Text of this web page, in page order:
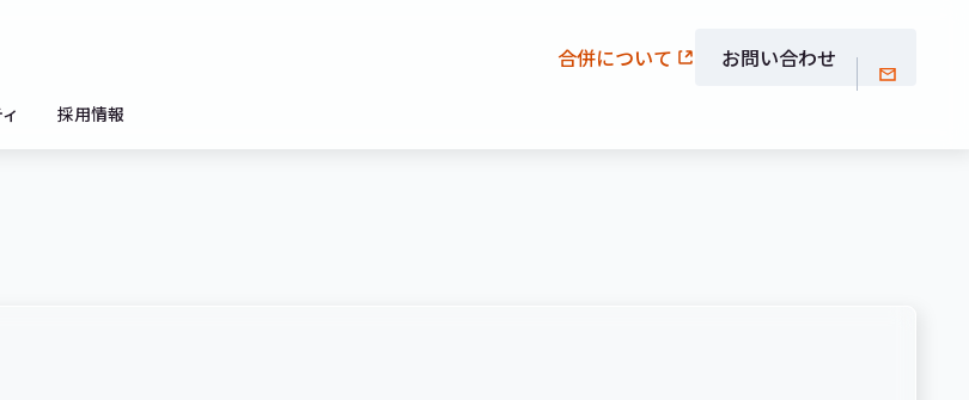
採用情報
合併について お問い合わせ